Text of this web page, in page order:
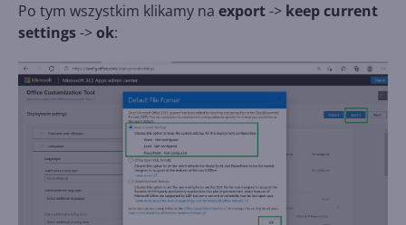
Po tym wszystkim klikamy na export-> keep current
settings-> ok: